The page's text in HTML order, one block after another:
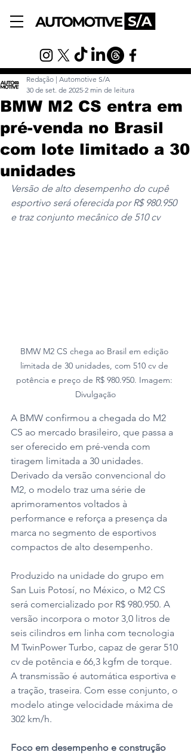
BMW M2 CS entra em
pré-venda no Brasil
com lote limitado a 30
unidades
Redação | Automotive S/A
30 de set. de 2025 2 min de leitura
Versão de alto desempenho do cupê
esportivo será oferecida por R$ 980.950
e traz conjunto mecânico de 510 cv
BMW M2 CS chega ao Brasil em edição
limitada de 30 unidades, com 510 cv de
potência e preço de R$ 980.950. Imagem:
Divulgação
A BMW confirmou a chegada do M2
CS ao mercado brasileiro, que passa a
ser oferecido em pré-venda com
tiragem limitada a 30 unidades.
Derivado da versão convencional do
M2, o modelo traz uma série de
aprimoramentos voltados à
performance e reforça a presença da
marca no segmento de esportivos
compactos de alto desempenho.
Produzido na unidade do grupo em
San Luis Potosí, no México, o M2 CS
será comercializado por R$ 980.950. A
versão incorpora o motor 3,0 litros de
seis cilindros em linha com tecnologia
M TwinPower Turbo, capaz de gerar 510
cv de potência e 66,3 kgfm de torque.
A transmissão é automática esportiva e
a tração, traseira. Com esse conjunto, o
modelo atinge velocidade máxima de
302 km/h.
Foco em desempenho e construção